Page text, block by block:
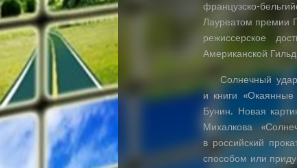
французско-
Лауреатом премии
режиссерское
Американской
Солнечный
и книги «Окаянные
Бунин. Новая
Михалкова
в российский
способом или